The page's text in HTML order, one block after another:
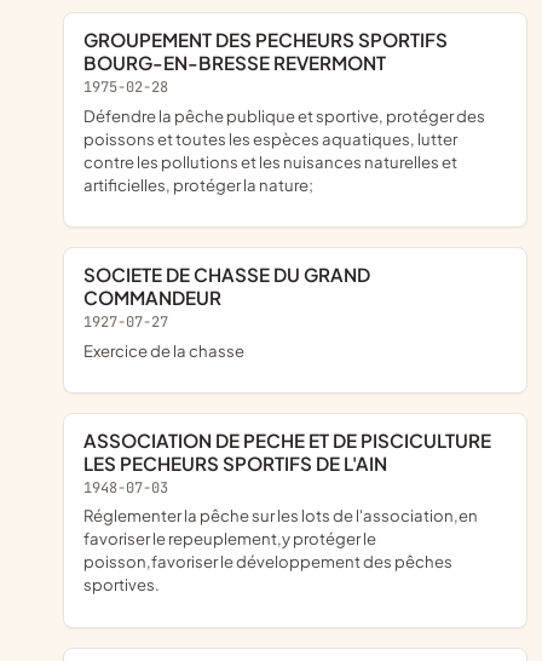
GROUPEMENT DES PECHEURS SPORTIFS
BOURG-EN-BRESSE REVERMONT
1975-02-28
défendre la pêche publique et sportive, protéger des
poissons et toutes les espèces aquatiques, lutter
contre les pollutions et les nuisances naturelles et
artificielles, protéger la nature;
SOCIETE DE CHASSE DU GRAND
COMMANDEUR
1927-07-27
exercice de la chasse
ASSOCIATION DE PECHE ET DE PISCICULTURE
LES PECHEURS SPORTIFS DE L'AIN
1948-07-03
réglementer la pêche sur les lots de l'association,en
favoriser le repeuplement,y protéger le
poisson,favoriser le développement des pêches
sportives.